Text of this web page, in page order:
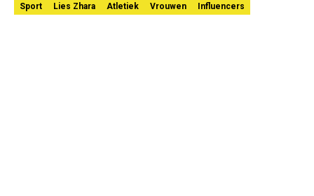
Sport Lies Zhara Atletiek Vrouwen Influencers